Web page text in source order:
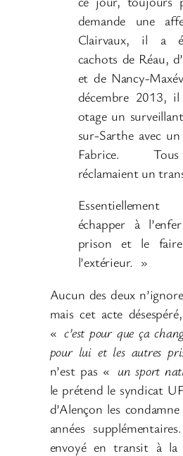
demande une
Clairvaux, il a
cachots de Réau,
et de Nancy-
décembre 2013,
otage un
sur-Sarthe avec
Fabrice.
réclamaient un
échapper à
prison et le
l’extérieur. »
Aucun des deux
mais cet acte
« c’est pour que ça
pour lui et les autres
n’est pas « un sport
le prétend le syndicat
d’Alençon les
années
envoyé en transit à la